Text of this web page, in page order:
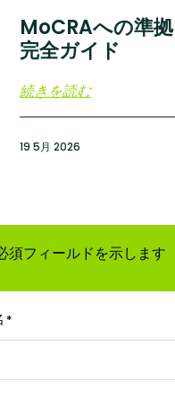
MoCRAへの準
完全ガイド
続きを読む
19 5月 2026
須フィールドを示します
*